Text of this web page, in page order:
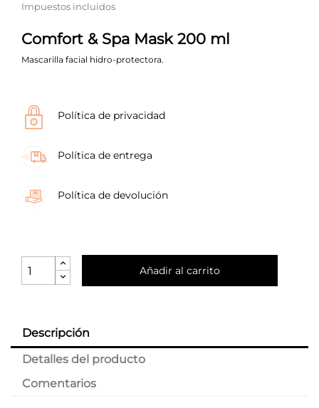
Impuestos incluidos
Comfort & Spa Mask 200 ml
Mascarilla facial hidro-protectora.
Política de privacidad
Política de entrega
Política de devolución
Añadir al carrito
Descripción
Detalles del producto
Comentarios